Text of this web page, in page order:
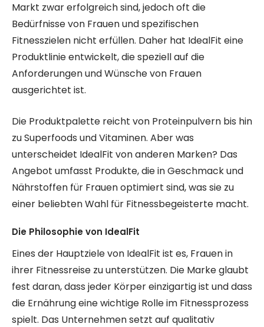
Markt zwar erfolgreich sind, jedoch oft die
Bedürfnisse von Frauen und spezifischen
Fitnesszielen nicht erfüllen. Daher hat IdealFit eine
Produktlinie entwickelt, die speziell auf die
Anforderungen und Wünsche von Frauen
ausgerichtet ist.
Die Produktpalette reicht von Proteinpulvern bis hin
zu Superfoods und Vitaminen. Aber was
unterscheidet IdealFit von anderen Marken? Das
Angebot umfasst Produkte, die in Geschmack und
Nährstoffen für Frauen optimiert sind, was sie zu
einer beliebten Wahl für Fitnessbegeisterte macht.
Die Philosophie von IdealFit
Eines der Hauptziele von IdealFit ist es, Frauen in
ihrer Fitnessreise zu unterstützen. Die Marke glaubt
fest daran, dass jeder Körper einzigartig ist und dass
die Ernährung eine wichtige Rolle im Fitnessprozess
spielt. Das Unternehmen setzt auf qualitativ